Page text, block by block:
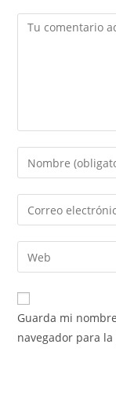
Comentario
Introduce
tu
nombre
de
usuario
para
comentar
Introduce
tu
dirección
de
electrónico
para
comentar
Introduce
la
URL
de
Guarda mi
navegador para